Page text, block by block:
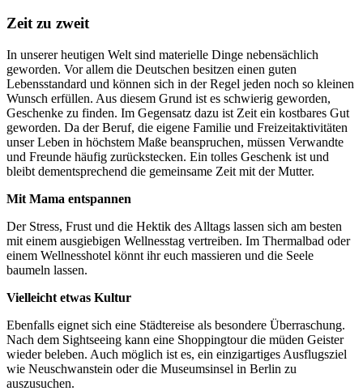
Zeit zu zweit
In unserer heutigen Welt sind materielle Dinge nebensächlich
geworden. Vor allem die Deutschen besitzen einen guten
Lebensstandard und können sich in der Regel jeden noch so kleinen
Wunsch erfüllen. Aus diesem Grund ist es schwierig geworden,
Geschenke zu finden. Im Gegensatz dazu ist Zeit ein kostbares Gut
geworden. Da der Beruf, die eigene Familie und Freizeitaktivitäten
unser Leben in höchstem Maße beanspruchen, müssen Verwandte
und Freunde häufig zurückstecken. Ein tolles Geschenk ist und
bleibt dementsprechend die gemeinsame Zeit mit der Mutter.
Mit Mama entspannen
Der Stress, Frust und die Hektik des Alltags lassen sich am besten
mit einem ausgiebigen Wellnesstag vertreiben. Im Thermalbad oder
einem Wellnesshotel könnt ihr euch massieren und die Seele
baumeln lassen.
Vielleicht etwas Kultur
Ebenfalls eignet sich eine Städtereise als besondere Überraschung.
Nach dem Sightseeing kann eine Shoppingtour die müden Geister
wieder beleben. Auch möglich ist es, ein einzigartiges Ausflugsziel
wie Neuschwanstein oder die Museumsinsel in Berlin zu
auszusuchen.